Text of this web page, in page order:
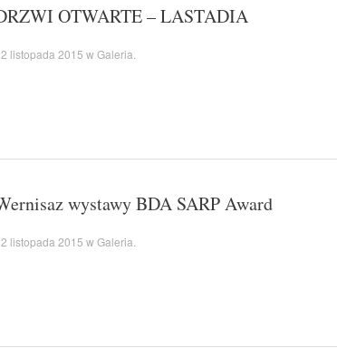
OTWARTE – LASTADIA
listopada 2015 wGaleria
wystawy BDA SARP Award
listopada 2015 wGaleria